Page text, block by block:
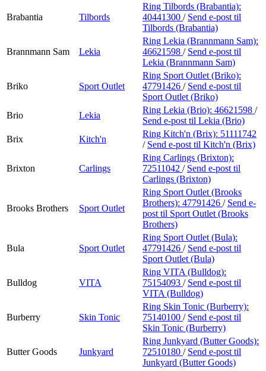
Brabantia Tilbords
Ring Tilbords (Brabantia):
40441300 / Send e-post til
Tilbords (Brabantia)
Brannmann Sam Lekia
Ring Lekia (Brannmann Sam):
46621598 / Send e-post til
Lekia (Brannmann Sam)
Briko Sport Outlet
Ring Sport Outlet (Briko):
47791426 / Send e-post til
Sport Outlet (Briko)
Brio
Lekia
Ring Lekia (Brio): 46621598 /
Send e-post til Lekia (Brio)
Brix
Kitch'n
Ring Kitch'n (Brix): 51111742
/ Send e-post til Kitch'n (Brix)
Brixton Carlings
Ring Carlings (Brixton):
72511042 / Send e-post til
Carlings (Brixton)
Brooks Brothers Sport Outlet
Ring Sport Outlet (Brooks
Brothers): 47791426 / Send e-
post til Sport Outlet (Brooks
Brothers)
Bula Sport Outlet
Ring Sport Outlet (Bula):
47791426 / Send e-post til
Sport Outlet (Bula)
Bulldog VITA
Ring VITA (Bulldog):
75154093 / Send e-post til
VITA (Bulldog)
Burberry Skin Tonic
Ring Skin Tonic (Burberry):
75140100 / Send e-post til
Skin Tonic (Burberry)
Butter Goods Junkyard
Ring Junkyard (Butter Goods):
72510180 / Send e-post til
Junkyard (Butter Goods)